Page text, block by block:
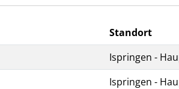
Standort
Ispringen -
Ispringen -